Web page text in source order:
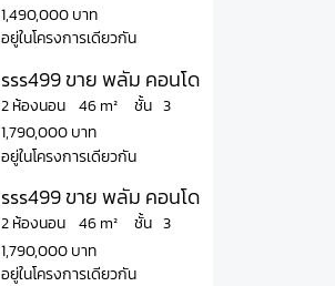
1,490,000 บาท
อยู่ในโครงการเดียวกัน
sss499 ขาย พลัม คอนโด บางใหญ่ สเตชั่น
2 ห้องนอน
1,790,000 บาท
ชั้น
46 m² 3
อยู่ในโครงการเดียวกัน
sss499 ขาย พลัม คอนโด บางใหญ่ สเตชั่น
2 ห้องนอน
1,790,000 บาท
ชั้น
46 m² 3
อยู่ในโครงการเดียวกัน